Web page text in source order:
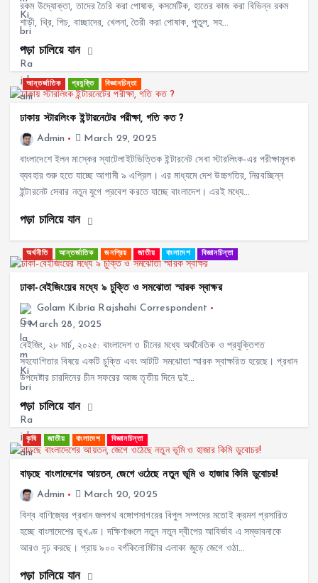
রকম উদ্যোক্তা, তাদের তৈরি করা পোষাক, কসমেটিক, হাতের কাজ করা বিভিন্ন রকম
শাড়ী, থ্রি, পিচ, বাচ্ছাদের, খেলনা, তৈরী করা পোষাক, পুতুল, সহ…
পড়া চালিয়ে যান
আন্তর্জাতিক প্রযুক্তি বিজ্ঞানচিন্তা
ঢাকায় স্টারলিংক ইন্টারনেটের পরীক্ষা, গতি কত ?
Admin
March 29, 2025
বাংলাদেশে ইলন মাস্কের স্যাটেলাইটভিত্তিক ইন্টারনেট সেবা স্টারলিংক-এর পরীক্ষামূলক
ব্যবহার শুরু হতে যাচ্ছে আগামী ৯ এপ্রিল। এর মাধ্যমে দেশ উচ্চগতির, নিরবচ্ছিন্ন
ইন্টারনেট সেবার নতুন যুগে প্রবেশ করতে যাচ্ছে বাংলাদেশ। এরই মধ্যে…
পড়া চালিয়ে যান
অর্থনীতি আন্তর্জাতিক জনপ্রিয় জাতীয় বাংলাদেশ বিজ্ঞানচিন্তা
ঢাকা-বেইজিংয়ের মধ্যে ৯ চুক্তি ও সমঝোতা স্মারক স্বাক্ষর
Golam Kibria Rajshahi Correspondent
March 28, 2025
বেইজিং, ২৮ মার্চ, ২০২৫: বাংলাদেশ ও চীনের মধ্যে অর্থনৈতিক ও প্রযুক্তিগত
সহযোগিতার বিষয়ে একটি চুক্তি এবং আটটি সমঝোতা স্মারক স্বাক্ষরিত হয়েছে। প্রধান
উপদেষ্টার চারদিনের চীন সফরের আজ তৃতীয় দিনে দুই…
পড়া চালিয়ে যান
কৃষি জাতীয় বাংলাদেশ বিজ্ঞানচিন্তা
বাড়ছে বাংলাদেশের আয়তন, জেগে ওঠেছে নতুন ভূমি ও হাজার কিমি ডুবোচর!
Admin
March 20, 2025
বিশ্ব বাণিজ্যের প্রধান জলপথ বঙ্গোপসাগরের বিপুল সম্পদের মতোই ক্রমশ প্রসারিত
হচ্ছে বাংলাদেশের ভূখণ্ড। দক্ষিণাঞ্চলে নতুন নতুন দ্বীপের আবির্ভাব এ সম্ভাবনাকে
আরও দৃঢ় করছে। প্রায় ৯০০ বর্গকিলোমিটার এলাকা জুড়ে জেগে ওঠা…
পড়া চালিয়ে যান